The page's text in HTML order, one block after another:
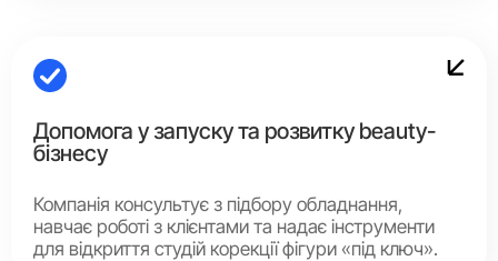
Допомога у запуску та розвитку beauty-
бізнесу
Компанія консультує з підбору обладнання,
навчає роботі з клієнтами та надає інструменти
для відкриття студій корекції фігури «під ключ».